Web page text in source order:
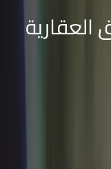
العقارية